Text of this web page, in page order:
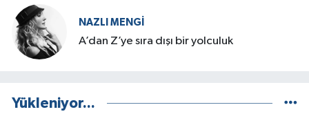
NAZLI MENGI
A’dan Z’ye sıra dışı bir yolculuk
Yükleniyor...